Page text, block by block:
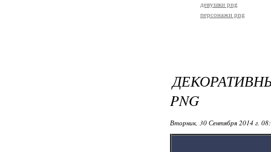
девушки png
персонажи png
PNG
Вторник, 30 Сентября 2014 г.